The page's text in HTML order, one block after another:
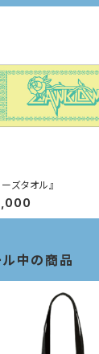
ーズタオル』
ル中の商品